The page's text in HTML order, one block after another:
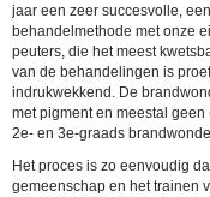
jaar een zeer succesvolle,
behandelmethode met onze
peuters, die het meest
van de behandelingen is
indrukwekkend. De
met pigment en meestal
2e- en 3e-graads
Het proces is zo eenvoudig
gemeenschap en het trainen